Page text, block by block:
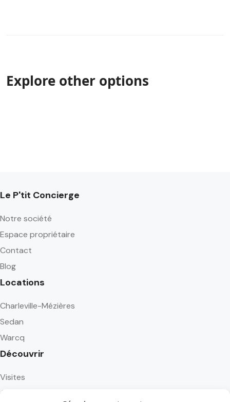
Explore other options
Le P'tit Concierge
Notre société
Espace propriétaire
Contact
Blog
Locations
Charleville-Mézières
Sedan
Warcq
Découvrir
Visites
Activités